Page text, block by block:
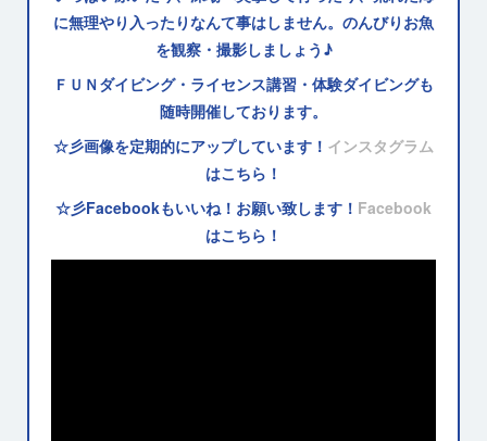
に無理やり入ったりなんて事はしません。のんびりお魚
を観察・撮影しましょう♪
ＦＵＮダイビング・ライセンス講習・体験ダイビングも
随時開催しております。
☆彡画像を定期的にアップしています！ インスタグラム
はこちら！
☆彡Facebookもいいね！お願い致します！ Facebook
はこちら！